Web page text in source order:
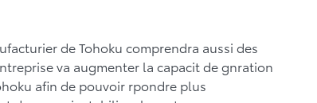
de Tohoku comprendra aussi des
va augmenter la capacit de gnration
afin de pouvoir rpondre plus